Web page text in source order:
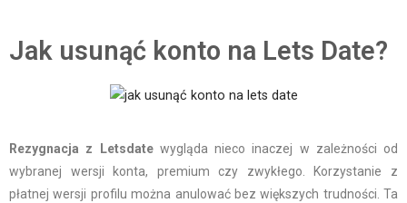
Jak usunąć konto na Lets Date?
Rezygnacja z Letsdatewygląda nieco inaczej w zależności od
wybranej wersji konta, premium czy zwykłego. Korzystanie z
płatnej wersji profilu można anulować bez większych trudności. Ta